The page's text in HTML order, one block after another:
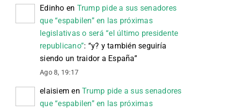
Edinho en Trump pide a sus senadores
que “espabilen” en las próximas
legislativas o será “el último presidente
republicano”: “y? y también seguiría
siendo un traidor a España”
Ago 8, 19:17
elaisiem en Trump pide a sus senadores
que “espabilen” en las próximas